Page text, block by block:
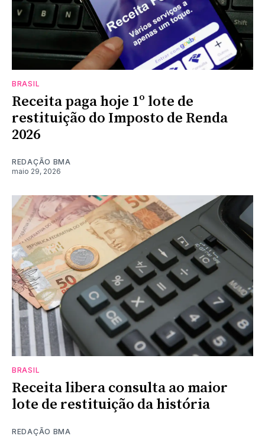
BRASIL
Receita paga hoje 1º lote de
restituição do Imposto de Renda
2026
REDAÇÃO BMA
maio 29, 2026
BRASIL
Receita libera consulta ao maior
lote de restituição da história
REDAÇÃO BMA